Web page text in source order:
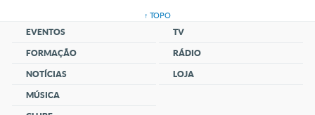
↑ TOPO
EVENTOS
FORMAÇÃO
NOTÍCIAS
MÚSICA
TV
RÁDIO
LOJA